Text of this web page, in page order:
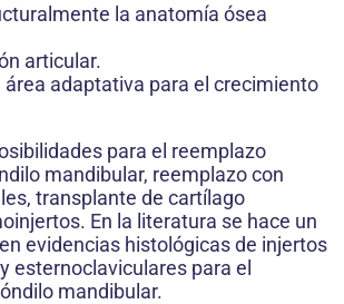
la anatomía ósea
articular.
área adaptativa para el crecimiento
para el reemplazo
mandibular, reemplazo con
transplante de cartílago
En la literatura se hace un
evidencias histológicas de injertos
esternoclaviculares para el
mandibular.